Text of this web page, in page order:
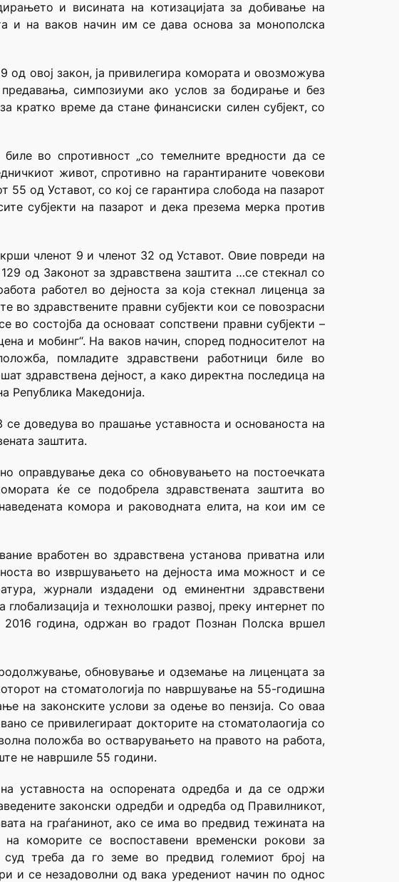
и висината на котизацијата за добивање на
и на ваков начин им се дава основа за монополска
од овој закон, ја привилегира комората и овозможува
симпозиуми ако услов за бодирање и без
кратко време да стане финансиски силен субјект, со
во спротивност „со темелните вредности да се
живот, спротивно на гарантираните човекови
од Уставот, со кој се гарантира слобода на пазарот
субјекти на пазарот и дека презема мерка против
членот 9 и членот 32 од Уставот. Овие повреди на
од Законот за здравствена заштита …се стекнал со
работел во дејноста за која стекнал лиценца за
во здравствените правни субјекти кои се повозрасни
состојба да основаат сопствени правни субјекти –
и мобинг“. На ваков начин, според подносителот на
помладите здравствени работници биле во
здравствена дејност, а како директна последица на
Република Македонија.
се доведува во прашање уставноста и основаноста на
заштита.
оправдување дека со обновувањето на постоечката
ќе се подобрела здравствената заштита во
комора и раководната елита, на кои им се
вработен во здравствена установа приватна или
во извршувањето на дејноста има можност и се
журнали издадени од еминентни здравствени
и технолошки развој, преку интернет по
година, одржан во градот Познан Полска вршел
обновување и одземање на лиценцата за
на стоматологија по навршување на 55-годишна
на законските услови за одење во пензија. Со оваа
се привилегираат докторите на стоматолаогија со
положба во остварувањето на правото на работа,
не навршиле 55 години.
уставноста на оспорената одредба и да се одржи
законски одредби и одредба од Правилникот,
на граѓанинот, ако се има во предвид тежината на
коморите се воспоставени временски рокови за
треба да го земе во предвид големиот број на
и се незадоволни од вака уредениот начин по однос